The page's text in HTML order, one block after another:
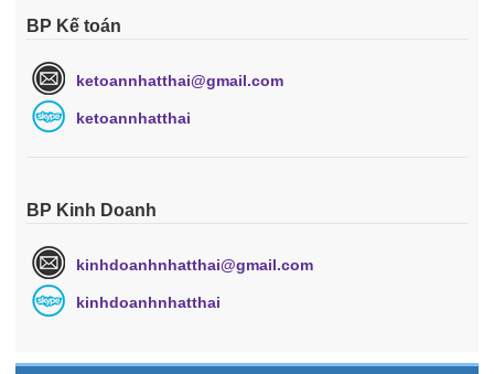
BP Kế toán
ketoannhatthai@gmail.com
ketoannhatthai
BP Kinh Doanh
kinhdoanhnhatthai@gmail.com
kinhdoanhnhatthai